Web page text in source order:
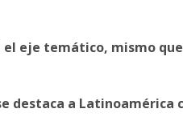
el eje temático, mismo
destaca a